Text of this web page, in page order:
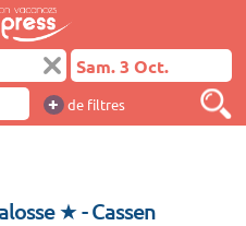
+ de filtres
★- Cassen